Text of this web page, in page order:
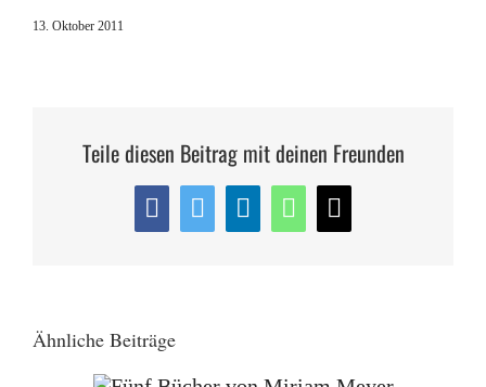
13. Oktober 2011
Teile diesen Beitrag mit deinen Freunden
Facebook
TwitterLinkedIn
WhatsApp
E-
Ähnliche Beiträge